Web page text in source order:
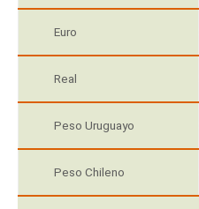
Euro
Real
Peso Uruguayo
Peso Chileno